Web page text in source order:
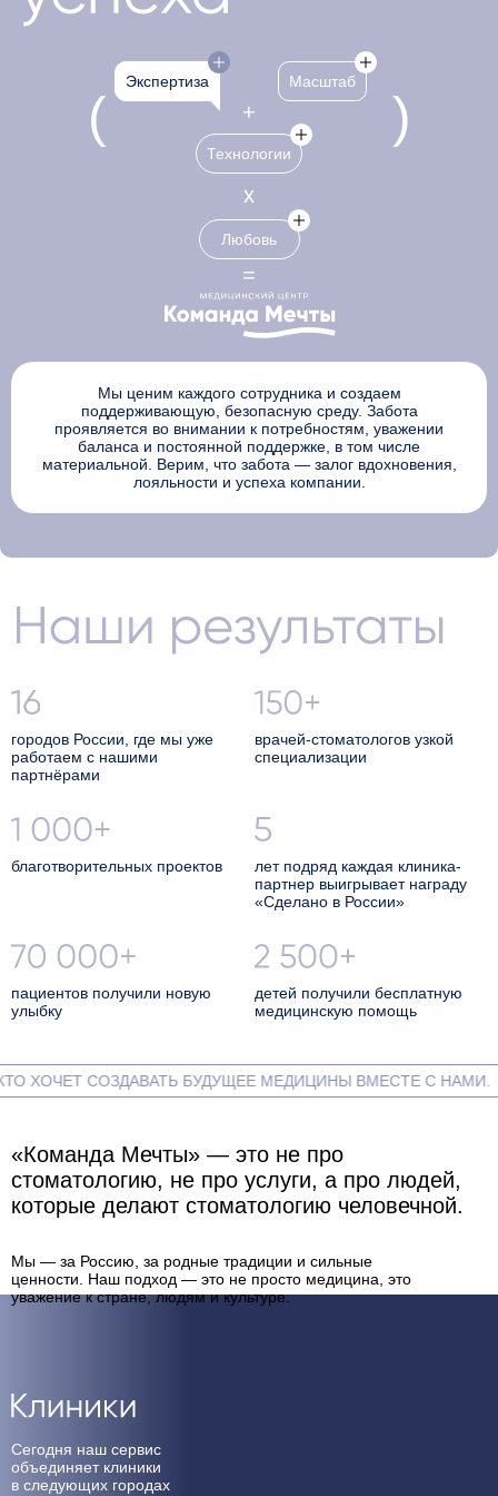
Экспертиза
Показать/скрыть подробности
Масштаб
Показать/скрыть
Технологии
Показать/скрыть
Любовь
Показать/скрыть
Мы ценим каждого сотрудника и создаем
поддерживающую, безопасную среду. Забота
проявляется во внимании к потребностям, уважении
баланса и постоянной поддержке, в том числе
материальной. Верим, что забота — залог вдохновения,
лояльности и успеха компании.
Наши результаты
городов России, где мы уже
работаем с нашими
партнёрами
врачей-стоматологов узкой
специализации
благотворительных проектов
лет подряд каждая клиника-
партнер выигрывает награду
«Сделано в России»
пациентов получили новую
улыбку
детей получили бесплатную
медицинскую помощь
СОЗДАВАТЬ БУДУЩЕЕ МЕДИЦИНЫ ВМЕСТЕ С НАМИ.
Наша атмосфера
«Команда Мечты» — это не про
стоматологию, не про услуги, а про людей,
которые делают стоматологию человечной.
Мы — за Россию, за родные традиции и сильные
ценности. Наш подход — это не просто медицина, это
уважение к стране, людям и культуре.
Клиники
Сегодня наш сервис
объединяет клиники
в следующих городах